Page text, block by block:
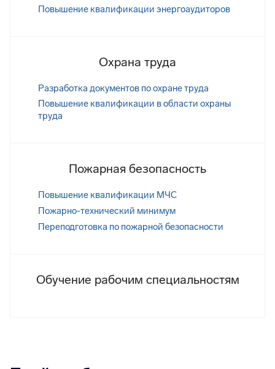
Повышение квалификации энергоаудиторов
Охрана труда
Разработка документов по охране труда
Повышение квалификации в области охраны
труда
Пожарная безопасность
Повышение квалификации МЧС
Пожарно-технический минимум
Переподготовка по пожарной безопасности
Обучение рабочим специальностям